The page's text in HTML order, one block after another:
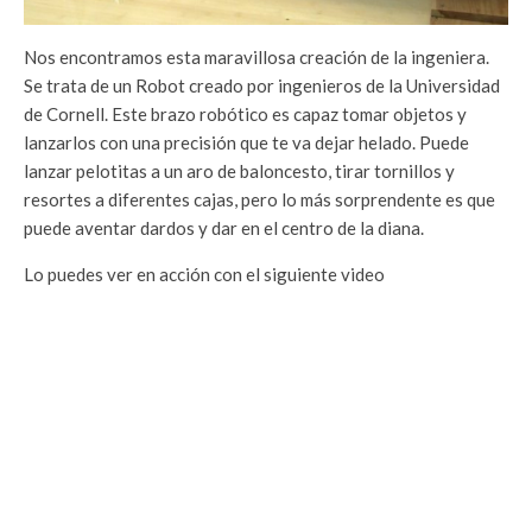
Nos encontramos esta maravillosa creación de la ingeniera.
Se trata de un Robot creado por ingenieros de la Universidad
de Cornell. Este brazo robótico es capaz tomar objetos y
lanzarlos con una precisión que te va dejar helado. Puede
lanzar pelotitas a un aro de baloncesto, tirar tornillos y
resortes a diferentes cajas, pero lo más sorprendente es que
puede aventar dardos y dar en el centro de la diana.
Lo puedes ver en acción con el siguiente video